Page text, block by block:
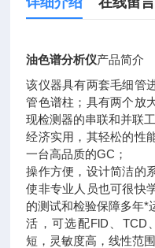
油色谱分析仪产品简介
该仪器具有两套毛细管
管色谱柱；具有两个放
现检测器的串联和并联
经济实用，其轻松的性
一台高品质的GC；
操作方便，设计简洁的
使非专业人员也可很快
的测试和检验保障多年*
活，可选配FlD、TCD
短，灵敏度高，线性范围